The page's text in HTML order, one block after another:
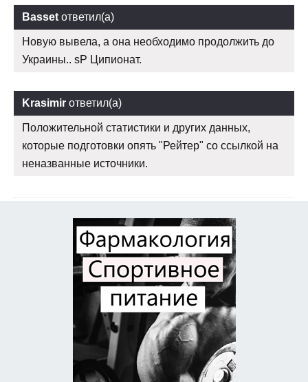
Basset ответил(а)
Новую вывела, а она необходимо продолжить до
Украины.. sP Ципионат.
Krasimir ответил(а)
Положительной статистики и других данных,
которые подготовки опять "Рейтер" со ссылкой на
неназванные источники.